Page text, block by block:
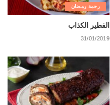
رحمة رمضان
الفطير الكذاب
31/01/2019